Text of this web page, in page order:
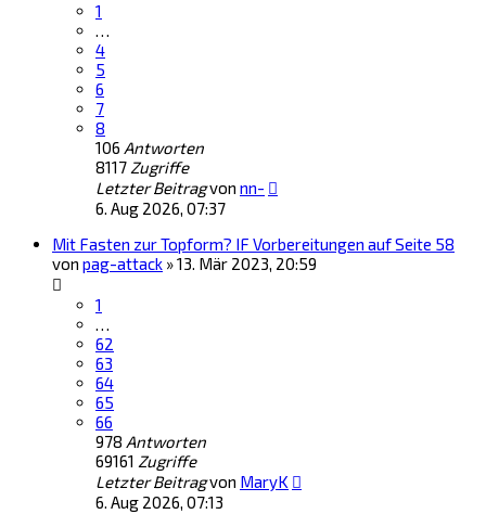
1
…
4
5
6
7
8
106 Antworten
8117 Zugriffe
Letzter Beitragvon nn-
6. Aug 2026, 07:37
Mit Fasten zur Topform? IF Vorbereitungen auf Seite 58
von pag-attack »13. Mär 2023, 20:59
1
…
62
63
64
65
66
978 Antworten
69161 Zugriffe
Letzter Beitragvon MaryK
6. Aug 2026, 07:13